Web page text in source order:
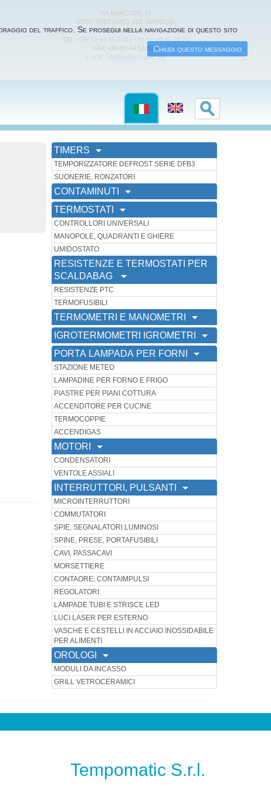
VIA MARCONI, 15
20090 TREZZANO SUL NAVIGLIO
MILANO ITALY
TEL.
/
FAX +39-02-44.53.823
e-mail: info@tempomatic.net
TIMERS
TEMPORIZZATORE DEFROST SERIE DFB3
SUONERIE, RONZATORI
CONTAMINUTI
TERMOSTATI
CONTROLLORI UNIVERSALI
MANOPOLE, QUADRANTI E GHIERE
UMIDOSTATO
RESISTENZE E TERMOSTATI PER
SCALDABAG
RESISTENZE PTC
TERMOFUSIBILI
TERMOMETRI E MANOMETRI
IGROTERMOMETRI IGROMETRI
PORTA LAMPADA PER FORNI
STAZIONE METEO
LAMPADINE PER FORNO E FRIGO
PIASTRE PER PIANI COTTURA
ACCENDITORE PER CUCINE
TERMOCOPPIE
ACCENDIGAS
MOTORI
CONDENSATORI
VENTOLE ASSIALI
INTERRUTTORI, PULSANTI
MICROINTERRUTTORI
COMMUTATORI
SPIE, SEGNALATORI LUMINOSI
SPINE, PRESE, PORTAFUSIBILI
CAVI, PASSACAVI
MORSETTIERE
CONTAORE, CONTAIMPULSI
REGOLATORI
LAMPADE TUBI E STRISCE LED
LUCI LASER PER ESTERNO
VASCHE E CESTELLI IN ACCIAIO INOSSIDABILE
PER ALIMENTI
OROLOGI
MODULI DA INCASSO
GRILL VETROCERAMICI
Tempomatic S.r.l.
del traffico. Se prosegui nella navigazione di questo sito
Chiudi questo messaggio